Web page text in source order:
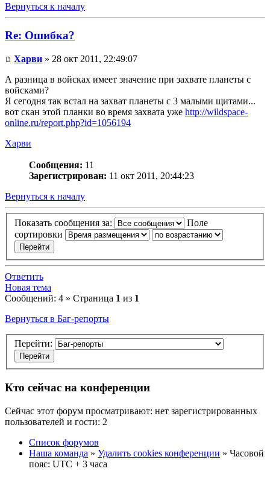
Вернуться к началу
Re: Ошибка?
Харви » 28 окт 2011, 22:49:07
А разница в войсках имеет значение при захвате планеты с
войсками?
Я сегодня так встал на захват планеты с 3 малыми щитами...
вот скан этой планки во время захвата уже http://wildspace-
online.ru/report.php?id=1056194
Харви
Сообщения: 11
Зарегистрирован: 11 окт 2011, 20:44:23
Вернуться к началу
Показать сообщения за:
Поле
сортировки
Ответить
Новая тема
Сообщений: 4 » Страница 1 из 1
Вернуться в Баг-репорты
Перейти:
Кто сейчас на конференции
Сейчас этот форум просматривают: нет зарегистрированных
пользователей и гости: 2
Список форумов
Наша команда » Удалить cookies конференции » Часовой
пояс: UTC + 3 часа